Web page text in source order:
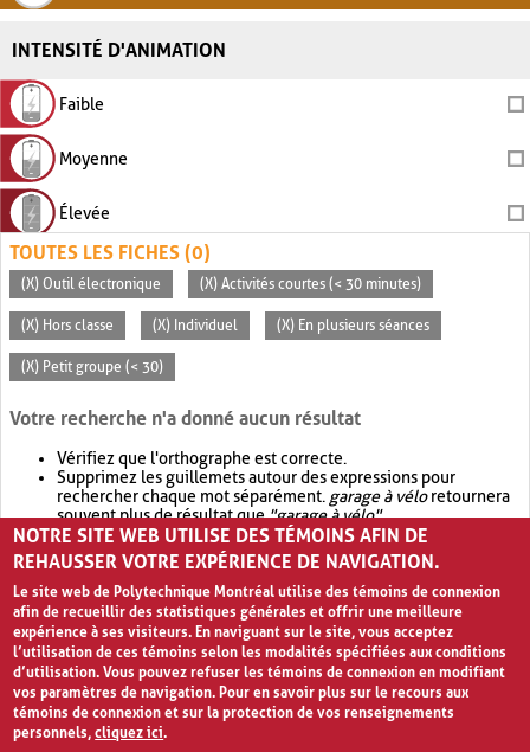
INTENSITÉ D'ANIMATION
Faible
Moyenne
Élevée
TOUTES LES FICHES (0)
(X) Outil électronique (X) Activités courtes (< 30 minutes)
(X) Hors classe (X) Individuel (X) En plusieurs séances
(X) Petit groupe (< 30)
Votre recherche n'a donné aucun résultat
Vérifiez que l'orthographe est correcte.
Supprimez les guillemets autour des expressions pour
rechercher chaque mot séparément. garage à véloretournera
souvent plus de résultat que"garage à vélo".
Envisagez d'élargir votre recherche avec OR.garage OR vélo
retournera souvent plus de résultat quegarage à vélo
NOTRE SITE WEB UTILISE DES TÉMOINS AFIN DE
REHAUSSER VOTRE EXPÉRIENCE DE NAVIGATION.
Le site web de Polytechnique Montréal utilise des témoins de connexion
afin de recueillir des statistiques générales et offrir une meilleure
expérience à ses visiteurs. En naviguant sur le site, vous acceptez
l’utilisation de ces témoins selon les modalités spécifiées aux conditions
d’utilisation. Vous pouvez refuser les témoins de connexion en modifiant
vos paramètres de navigation. Pour en savoir plus sur le recours aux
témoins de connexion et sur la protection de vos renseignements
personnels,cliquez ici.